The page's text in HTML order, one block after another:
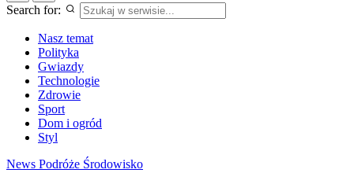
Search for:
Nasz temat
Polityka
Gwiazdy
Technologie
Zdrowie
Sport
Dom i ogród
Styl
News Podróże Środowisko